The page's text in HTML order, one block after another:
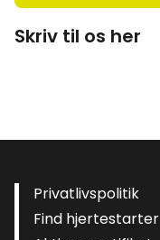
Skriv til os her
Privatlivspolitik
Find hjertestarter